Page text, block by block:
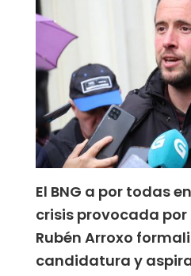
El BNG a por todas
crisis provocada por
Rubén Arroxo
candidatura y